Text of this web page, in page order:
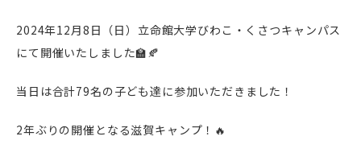
2024年12月8日（日）立命館大学びわこ・くさつキャンパス
にて開催いたしました🏫🍂
当日は合計79名の子ども達に参加いただきました！
2年ぶりの開催となる滋賀キャンプ！🔥